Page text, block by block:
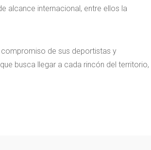
alcance internacional, entre ellos la
de sus deportistas y
busca llegar a cada rincón del territorio,